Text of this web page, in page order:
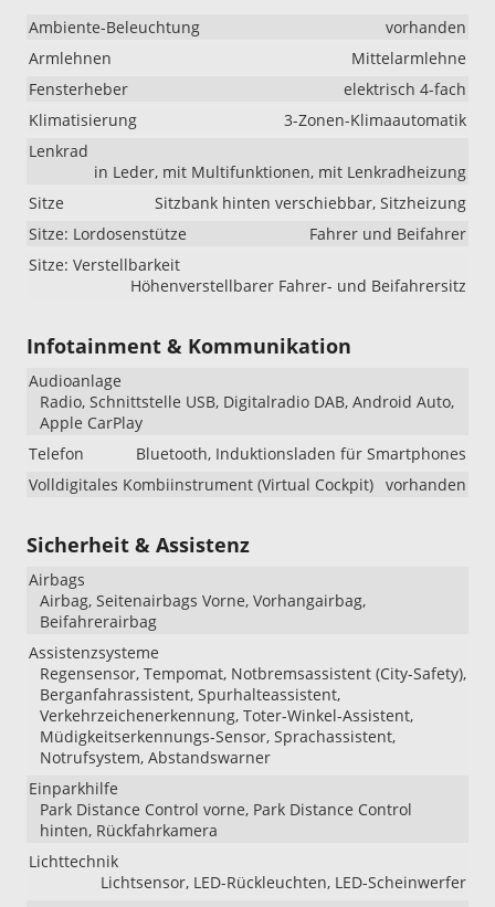
Ambiente-Beleuchtung
vorhanden
Armlehnen
Mittelarmlehne
Fensterheber
elektrisch 4-fach
Klimatisierung
3-Zonen-Klimaautomatik
Lenkrad
in Leder, mit Multifunktionen, mit Lenkradheizung
Sitze
Sitzbank hinten verschiebbar, Sitzheizung
Sitze: Lordosenstütze
Fahrer und Beifahrer
Sitze: Verstellbarkeit
Höhenverstellbarer Fahrer- und Beifahrersitz
Infotainment & Kommunikation
Audioanlage
Radio, Schnittstelle USB, Digitalradio DAB, Android Auto,
Apple CarPlay
Telefon
Bluetooth, Induktionsladen für Smartphones
Volldigitales Kombiinstrument (Virtual Cockpit) vorhanden
Sicherheit & Assistenz
Airbags
Airbag, Seitenairbags Vorne, Vorhangairbag,
Beifahrerairbag
Assistenzsysteme
Regensensor, Tempomat, Notbremsassistent (City-Safety),
Berganfahrassistent, Spurhalteassistent,
Verkehrzeichenerkennung, Toter-Winkel-Assistent,
Müdigkeitserkennungs-Sensor, Sprachassistent,
Notrufsystem, Abstandswarner
Einparkhilfe
Park Distance Control vorne, Park Distance Control
hinten, Rückfahrkamera
Lichttechnik
Lichtsensor, LED-Rückleuchten, LED-Scheinwerfer